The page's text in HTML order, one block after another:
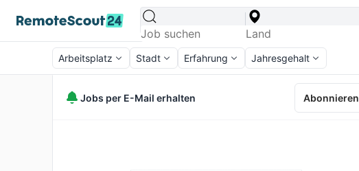
Arbeitsplatz Stadt Erfahrung Jahresgehalt
Jobs per E-Mail erhalten Abonnieren